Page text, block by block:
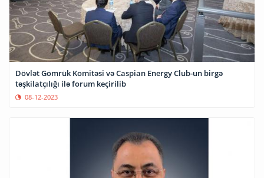
Dövlət Gömrük Komitəsi və Caspian Energy Club-un birgə
təşkilatçılığı ilə forum keçirilib
08-12-2023